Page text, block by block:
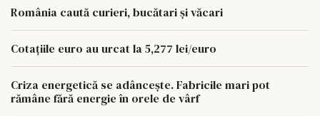
România caută curieri, bucătari și văcari
Cotațiile euro au urcat la 5,277 lei/euro
Criza energetică se adâncește. Fabricile mari pot
rămâne fără energie în orele de vârf